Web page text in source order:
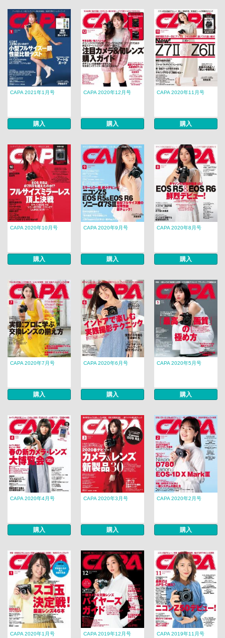
CAPA 2021年1月号
購入
CAPA 2020年12月号
購入
CAPA 2020年11月号
購入
CAPA 2020年10月号
購入
CAPA 2020年9月号
購入
CAPA 2020年8月号
購入
CAPA 2020年7月号
購入
CAPA 2020年6月号
購入
CAPA 2020年5月号
購入
CAPA 2020年4月号
購入
CAPA 2020年3月号
購入
CAPA 2020年2月号
購入
CAPA 2020年1月号 CAPA 2019年12月号 CAPA 2019年11月号